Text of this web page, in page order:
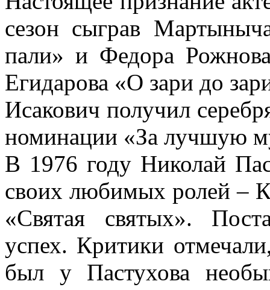
сезон сыграв
пали» и Федора
Егидарова «О зари до
Исакович получил
номинации «За лучшую
В 1976 году Николай
своих любимых ролей –
«Святая святых».
успех. Критики
был у Пастухова